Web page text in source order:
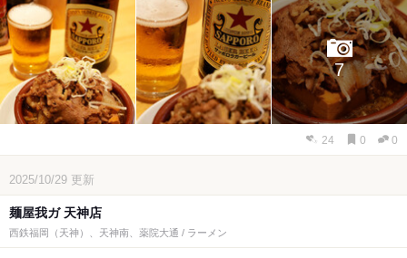
7
24 0 0
2025/10/29 更新
麺屋我ガ 天神店
西鉄福岡（天神）、天神南、薬院大通 / ラーメン